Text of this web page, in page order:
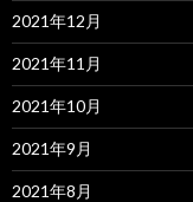
2021年12月
2021年11月
2021年10月
2021年9月
2021年8月